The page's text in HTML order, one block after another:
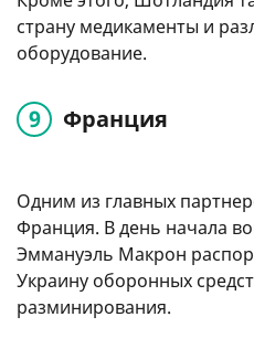
страну медикаменты и
оборудование.
Франция
Одним из главных
Франция. В день начала
Эммануэль Макрон
Украину оборонных
разминирования.